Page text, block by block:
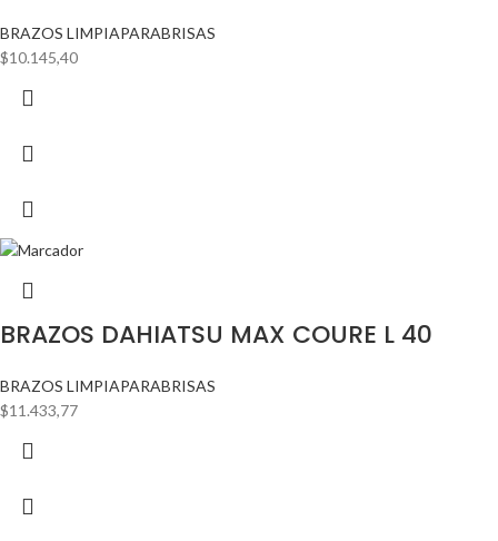
BRAZOS LIMPIAPARABRISAS
$10.145,40
BRAZOS DAHIATSU MAX COURE L 40
BRAZOS LIMPIAPARABRISAS
$11.433,77